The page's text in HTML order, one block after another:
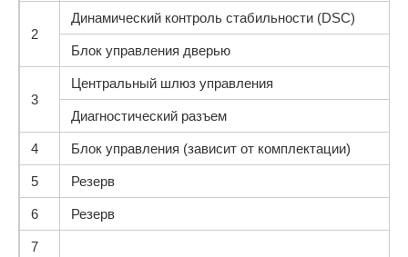
2
Динамический контроль стабильности (DSC)
Блок управления дверью
3
Центральный шлюз управления
Диагностический разъем
4 Блок управления (зависит от комплектации)
5 Резерв
6 Резерв
7